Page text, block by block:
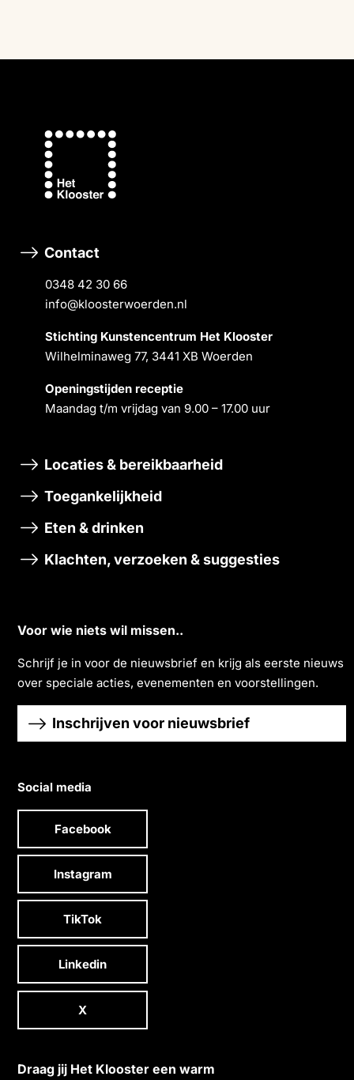
Contact
0348 42 30 66
info@kloosterwoerden.nl
Stichting Kunstencentrum Het Klooster
Wilhelminaweg 77, 3441 XB Woerden
Openingstĳden receptie
Maandag t/m vrĳdag van 9.00 – 17.00 uur
Locaties & bereikbaarheid
Toegankelijkheid
Eten & drinken
Klachten, verzoeken & suggesties
Voor wie niets wil missen..
Schrĳf je in voor de nieuwsbrief en krĳg als eerste nieuws
over speciale acties, evenementen en voorstellingen.
Inschrijven voor nieuwsbrief
Social media
Facebook
Instagram
TikTok
Linkedin
X
Draag jij Het Klooster een warm